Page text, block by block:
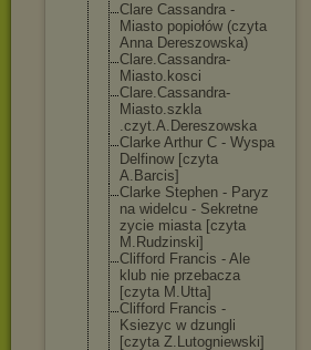
Clare Cassandra -
Miasto popiołów (czyta
Anna Dereszowska)
Clare.Cassandra-
Miasto.kosci
Clare.Cassandra-
Miasto.szkla
.czyt.A.Dereszowska
Clarke Arthur C - Wyspa
Delfinow [czyta
A.Barcis]
Clarke Stephen - Paryz
na widelcu - Sekretne
zycie miasta [czyta
M.Rudzinski]
Clifford Francis - Ale
klub nie przebacza
[czyta M.Utta]
Clifford Francis -
Ksiezyc w dzungli
[czyta Z.Lutogniewski]